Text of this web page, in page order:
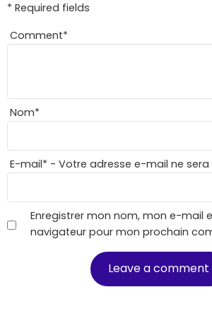
* Required fields
Comment*
Nom*
E-mail* - Votre adresse e-mail ne sera
Enregistrer mon nom, mon e-mail
navigateur pour mon prochain